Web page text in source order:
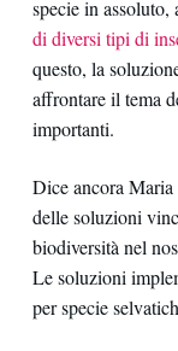
specie in
di diversi tipi di
questo, la
affrontare il tema
importanti.
Dice ancora Maria
delle soluzioni
biodiversità nel
Le soluzioni
per specie